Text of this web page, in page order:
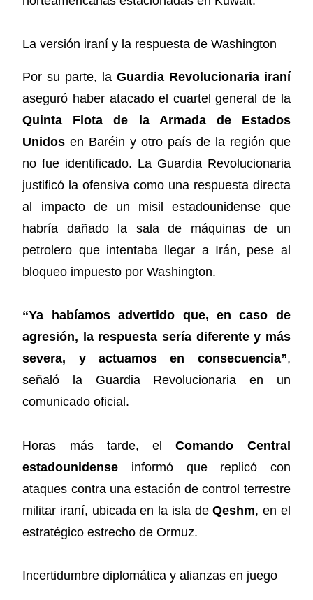
La versión iraní y la respuesta de Washington
Por su parte, la Guardia Revolucionaria iraní
aseguró haber atacado el cuartel general de la
Quinta Flota de la Armada de Estados
Unidos en Baréin y otro país de la región que
no fue identificado. La Guardia Revolucionaria
justificó la ofensiva como una respuesta directa
al impacto de un misil estadounidense que
habría dañado la sala de máquinas de un
petrolero que intentaba llegar a Irán, pese al
bloqueo impuesto por Washington.
“Ya habíamos advertido que, en caso de
agresión, la respuesta sería diferente y más
severa, y actuamos en consecuencia”,
señaló la Guardia Revolucionaria en un
comunicado oficial.
Horas más tarde, elComando Central
estadounidense informó que replicó con
ataques contra una estación de control terrestre
militar iraní, ubicada en la isla deQeshm, en el
estratégico estrecho de Ormuz.
Incertidumbre diplomática y alianzas en juego